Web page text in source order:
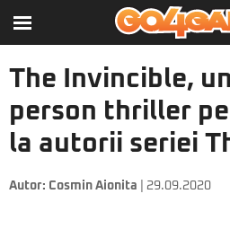
The Invincible,
person thriller
la autorii seriei
Autor: Cosmin Aionita | 29.09.2020